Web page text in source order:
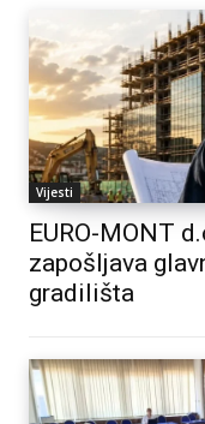
Vijesti
EURO-MONT
zapošljava
gradilišta